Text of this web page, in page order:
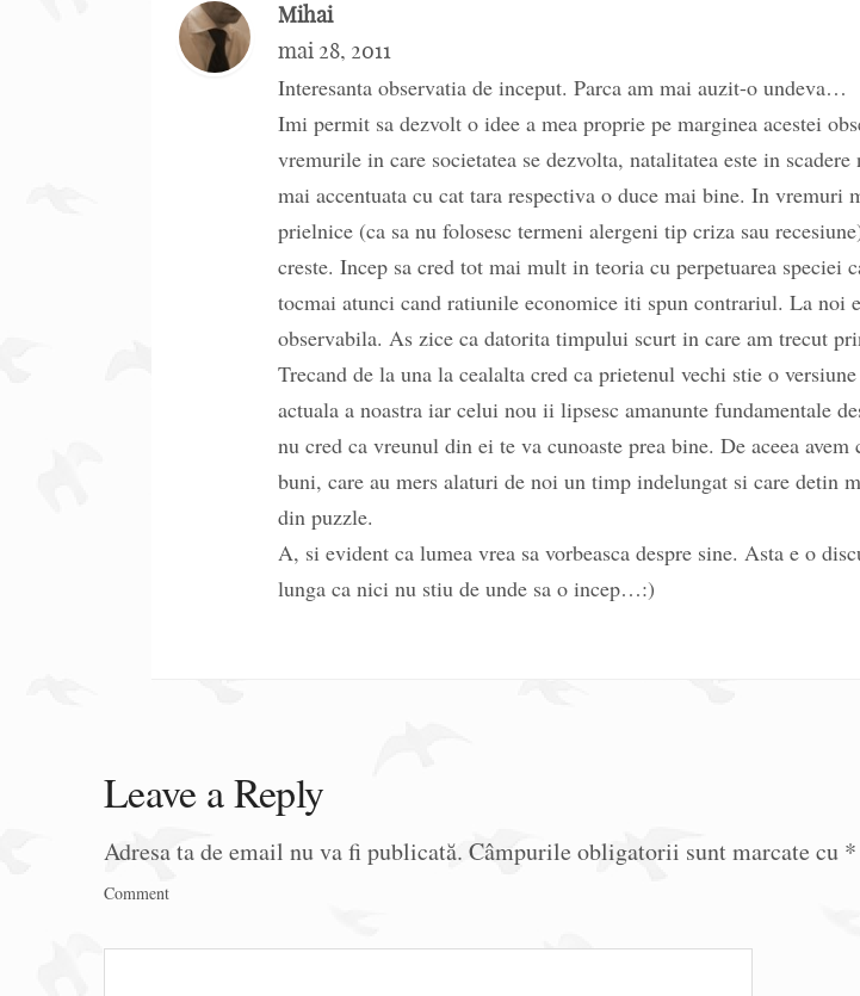
Mihai
mai 28, 2011
Interesanta observatia de inceput. Parca am mai auzit-o undeva…
Imi permit sa dezvolt o idee a mea proprie pe marginea acestei
vremurile in care societatea se dezvolta, natalitatea este in scadere
mai accentuata cu cat tara respectiva o duce mai bine. In vremuri
prielnice (ca sa nu folosesc termeni alergeni tip criza sau
creste. Incep sa cred tot mai mult in teoria cu perpetuarea speciei
tocmai atunci cand ratiunile economice iti spun contrariul. La noi
observabila. As zice ca datorita timpului scurt in care am trecut
Trecand de la una la cealalta cred ca prietenul vechi stie o
actuala a noastra iar celui nou ii lipsesc amanunte fundamentale
nu cred ca vreunul din ei te va cunoaste prea bine. De aceea
buni, care au mers alaturi de noi un timp indelungat si care detin
din puzzle.
A, si evident ca lumea vrea sa vorbeasca despre sine. Asta e o
lunga ca nici nu stiu de unde sa o incep…:)
Leave a Reply
Adresa ta de email nu va fi publicată. Câmpurile obligatorii sunt marcate cu *
Comment